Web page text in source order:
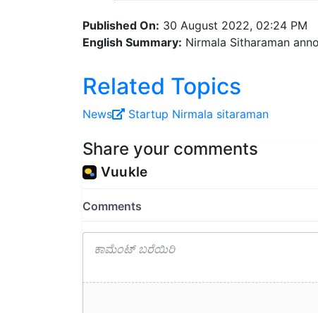
English Summary:Nirmala Sitharaman
Related Topics
News Startup Nirmala sitaraman